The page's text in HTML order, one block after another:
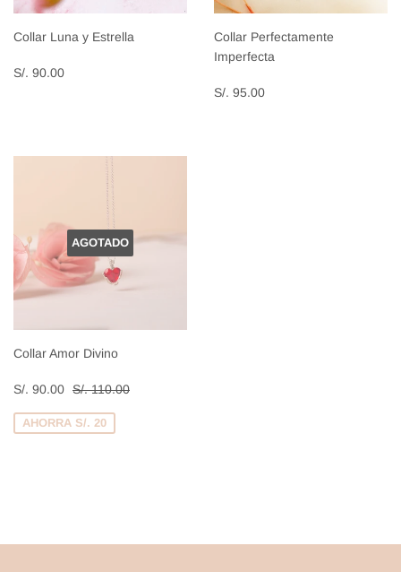
Collar Luna y Estrella
Precio
habitual
S/. 90.00
Collar Perfectamente
Imperfecta
Precio
habitual
S/. 95.00
AGOTADO
Collar Amor Divino
Precio
de
venta
S/. 90.00 S/.
90.00
Precio habitual
S/. 110.00
AHORRA S/. 20